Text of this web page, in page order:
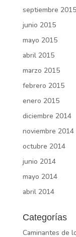
septiembre 2015
junio 2015
mayo 2015
abril 2015
marzo 2015
febrero 2015
enero 2015
diciembre 2014
noviembre 2014
octubre 2014
junio 2014
mayo 2014
abril 2014
Categorías
Caminantes de